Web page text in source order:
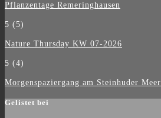
Pflanzentage Remeringhausen
5 (5)
Nature Thursday KW 07-2026
5 (4)
Morgenspaziergang am Steinhuder Meer
Gelistet bei